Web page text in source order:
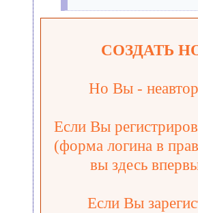
СОЗДАТЬ
Но Вы -
Если Вы
(форма логина в
вы здесь
Если Вы